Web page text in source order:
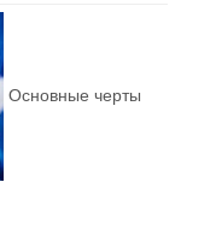
Основные черты